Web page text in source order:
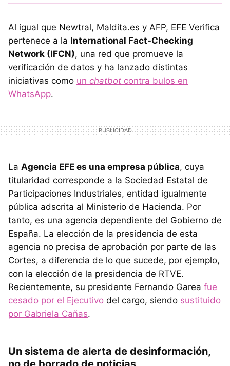
Al igual que Newtral, Maldita.es y AFP, EFE Verifica
pertenece a la International Fact-Checking
Network (IFCN), una red que promueve la
verificación de datos y ha lanzado distintas
iniciativas como un chatbot contra bulos en
WhatsApp.
La Agencia EFE es una empresa pública, cuya
titularidad corresponde a la Sociedad Estatal de
Participaciones Industriales, entidad igualmente
pública adscrita al Ministerio de Hacienda. Por
tanto, es una agencia dependiente del Gobierno de
España. La elección de la presidencia de esta
agencia no precisa de aprobación por parte de las
Cortes, a diferencia de lo que sucede, por ejemplo,
con la elección de la presidencia de RTVE.
Recientemente, su presidente Fernando Garea fue
cesado por el Ejecutivo del cargo, siendo sustituido
por Gabriela Cañas.
Un sistema de alerta de desinformación,